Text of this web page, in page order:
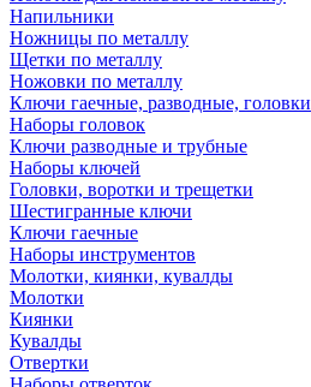
Напильники
Ножницы по металлу
Щетки по металлу
Ножовки по металлу
Ключи гаечные, разводные, головки
Наборы головок
Ключи разводные и трубные
Наборы ключей
Головки, воротки и трещетки
Шестигранные ключи
Ключи гаечные
Наборы инструментов
Молотки, киянки, кувалды
Молотки
Киянки
Кувалды
Отвертки